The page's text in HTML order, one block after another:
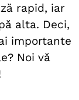
rapid, iar
alta. Deci,
importante
Noi vă